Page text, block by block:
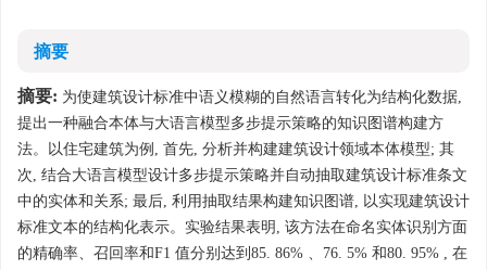
摘要
摘要: 为使建筑设计标准中语义模糊的自然语言转化为结构化数据,
提出一种融合本体与大语言模型多步提示策略的知识图谱构建方
法。以住宅建筑为例, 首先, 分析并构建建筑设计领域本体模型; 其
次, 结合大语言模型设计多步提示策略并自动抽取建筑设计标准条文
中的实体和关系; 最后, 利用抽取结果构建知识图谱, 以实现建筑设计
标准文本的结构化表示。实验结果表明, 该方法在命名实体识别方面
的精确率、召回率和F1 值分别达到85. 86% 、76. 5% 和80. 95% , 在